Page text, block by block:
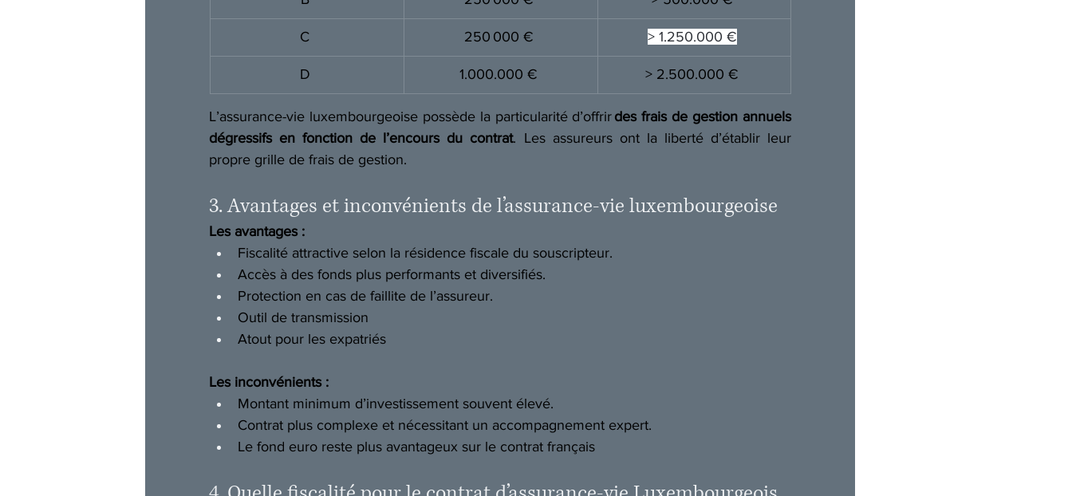
C 250 000 € > 1.250.000 €
D 1.000.000 € > 2.500.000 €
L’assurance-vie luxembourgeoise possède la particularité d’offrir des frais de gestion annuels
dégressifs en fonction de l’encours du contrat. Les assureurs ont la liberté d’établir leur
propre grille de frais de gestion.
3. Avantages et inconvénients de l’assurance-vie luxembourgeoise
Les avantages :
Fiscalité attractive selon la résidence fiscale du souscripteur.
Accès à des fonds plus performants et diversifiés.
Protection en cas de faillite de l’assureur.
Outil de transmission
Atout pour les expatriés
Les inconvénients :
Montant minimum d’investissement souvent élevé.
Contrat plus complexe et nécessitant un accompagnement expert.
Le fond euro reste plus avantageux sur le contrat français